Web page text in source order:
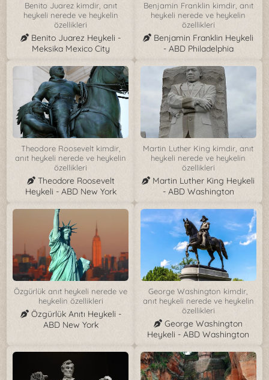
Benito Juarez kimdir, anıt
heykeli nerede ve heykelin
özellikleri
Benito Juarez Heykeli -
Meksika Mexico City
Benjamin Franklin kimdir, anıt
heykeli nerede ve heykelin
özellikleri
Benjamin Franklin Heykeli
- ABD Philadelphia
Theodore Roosevelt kimdir,
anıt heykeli nerede ve heykelin
özellikleri
Theodore Roosevelt
Heykeli - ABD New York
Martin Luther King kimdir, anıt
heykeli nerede ve heykelin
özellikleri
Martin Luther King Heykeli
- ABD Washington
Özgürlük anıt heykeli nerede ve
heykelin özellikleri
Özgürlük Anıtı Heykeli -
ABD New York
George Washington kimdir,
anıt heykeli nerede ve heykelin
özellikleri
George Washington
Heykeli - ABD Washington